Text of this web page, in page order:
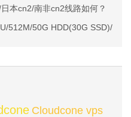
本cn2/南非cn2线路如何？
512M/50G HDD(30G SSD)/
Cloudcone vps